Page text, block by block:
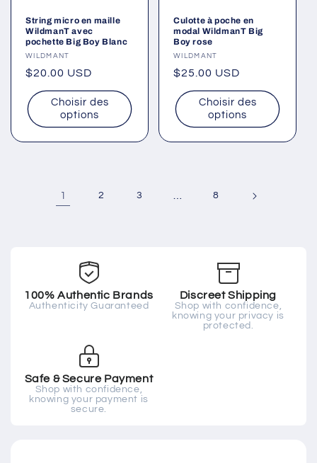
String micro en maille
WildmanT avec
pochette Big Boy Blanc
Fournisseur :
WILDMANT
Prix
habituel
$20.00 USD
Choisir des
options
Culotte à poche en
modal WildmanT Big
Boy rose
Fournisseur :
WILDMANT
Prix
habituel
$25.00 USD
Choisir des
options
1 2 3 … 8
100% Authentic Brands
Authenticity Guaranteed
Discreet Shipping
Shop with confidence,
knowing your privacy is
protected.
Safe & Secure Payment
Shop with confidence,
knowing your payment is
secure.